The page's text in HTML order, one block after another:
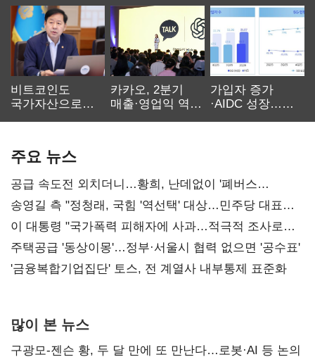
비트코인도
국가자산으로…'
카카오, 2분기
매출·영업익 역대
가입자 증가
·AIDC 성장…
주요 뉴스
공급 속도전 외치더니…황희, 난데없이 '폐버스
리모델링' 제안
송영길 측 "정청래, 국힘 '역선택' 대상…민주당 대표로
총선 지휘 못해"
이 대통령 "국가폭력 피해자에 사과…적극적 조사로
진실 밝혀야"
주택공급 '동상이몽'…정부·서울시 협력 없으면 '공수표'
'금융복합기업집단' 토스, 전 계열사 내부통제 표준화
많이 본 뉴스
구광모-젠슨 황, 두 달 만에 또 만난다…로봇·AI 등 논의